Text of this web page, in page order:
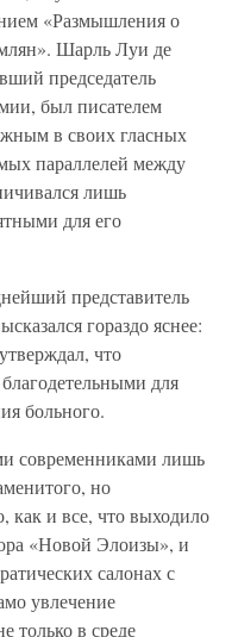
«Размышления о
Шарль Луи де
председатель
был писателем
в своих гласных
параллелей между
лишь
для его
представитель
гораздо яснее:
что
для
больного.
современниками лишь
но
как и все, что выходило
«Новой Элоизы», и
салонах с
увлечение
только в среде